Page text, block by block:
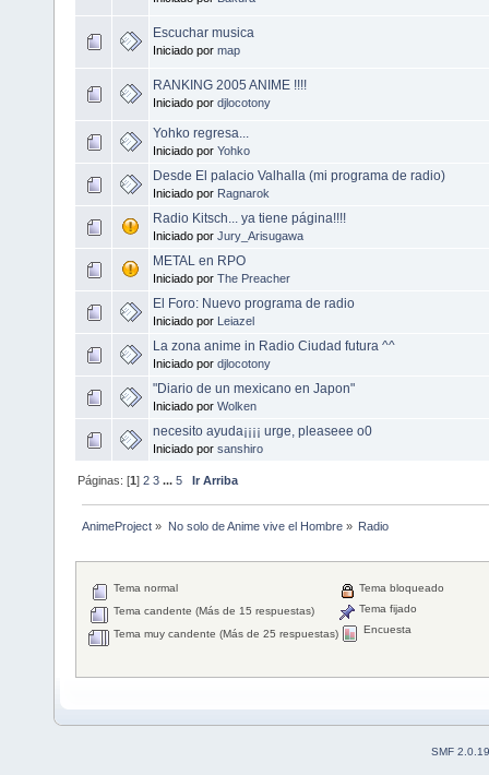
Escuchar musica
Iniciado por map
RANKING 2005 ANIME !!!!
Iniciado por djlocotony
Yohko regresa...
Iniciado por Yohko
Desde El palacio Valhalla (mi programa de radio)
Iniciado por Ragnarok
Radio Kitsch... ya tiene página!!!!
Iniciado por Jury_Arisugawa
METAL en RPO
Iniciado por The Preacher
El Foro: Nuevo programa de radio
Iniciado por Leiazel
La zona anime in Radio Ciudad futura ^^
Iniciado por djlocotony
"Diario de un mexicano en Japon"
Iniciado por Wolken
necesito ayuda¡¡¡¡ urge, pleaseee o0
Iniciado por sanshiro
Páginas: [1]2 3 ...5 Ir Arriba
AnimeProject » No solo de Anime vive el Hombre» Radio
Tema normal
Tema candente (Más de 15 respuestas)
Tema muy candente (Más de 25 respuestas)
Tema bloqueado
Tema fijado
Encuesta
SMF 2.0.19